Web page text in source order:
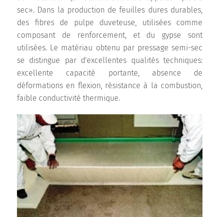
sec». Dans la production de feuilles dures durables,
des fibres de pulpe duveteuse, utilisées comme
composant de renforcement, et du gypse sont
utilisées. Le matériau obtenu par pressage semi-sec
se distingue par d'excellentes qualités techniques:
excellente capacité portante, absence de
déformations en flexion, résistance à la combustion,
faible conductivité thermique.